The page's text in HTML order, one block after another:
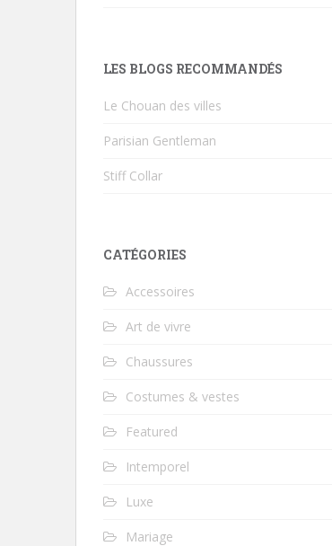
LES BLOGS RECOMMANDÉS
Le Chouan des villes
Parisian Gentleman
Stiff Collar
CATÉGORIES
Accessoires
Art de vivre
Chaussures
Costumes & vestes
Featured
Intemporel
Luxe
Mariage